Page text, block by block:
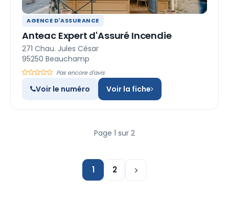
AGENCE D'ASSURANCE
Anteac Expert d'Assuré Incendie
271 Chau. Jules César
95250 Beauchamp
Pas encore d'avis
Voir le numéro Voir la fiche
Page 1 sur 2
1 2